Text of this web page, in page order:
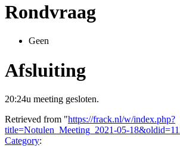
Rondvraag
Geen
Afsluiting
20:24u meeting gesloten.
Retrieved from "https://frack.nl/w/index.php?
title=Notulen_Meeting_2021-05-
Category: